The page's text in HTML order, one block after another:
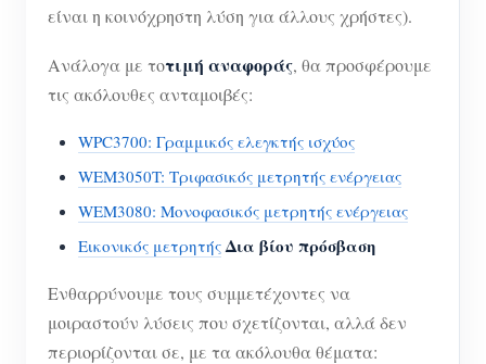
είναι η κοινόχρηστη λύση για άλλους χρήστες).
Ανάλογα με τοτιμή αναφοράς, θα προσφέρουμε
τις ακόλουθες ανταμοιβές:
WPC3700: Γραμμικός ελεγκτής ισχύος
WEM3050T: Τριφασικός μετρητής ενέργειας
WEM3080: Μονοφασικός μετρητής ενέργειας
Εικονικός μετρητής Δια βίου πρόσβαση
Ενθαρρύνουμε τους συμμετέχοντες να
μοιραστούν λύσεις που σχετίζονται, αλλά δεν
περιορίζονται σε, με τα ακόλουθα θέματα: